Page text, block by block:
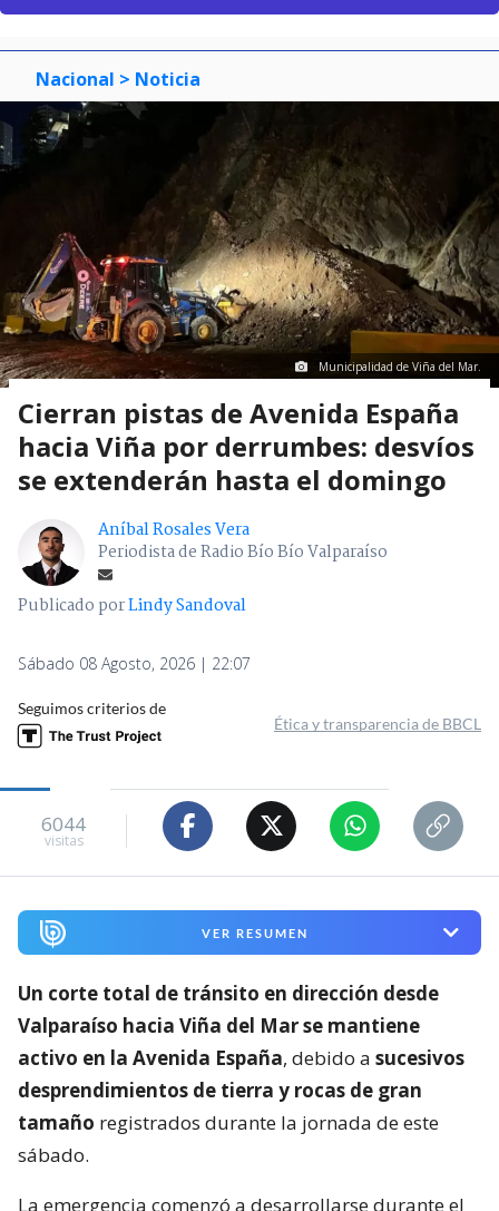
Nacional > Noticia
Municipalidad de Viña del Mar.
Cierran pistas de Avenida España
hacia Viña por derrumbes: desvíos
se extenderán hasta el domingo
Aníbal Rosales Vera
Periodista de Radio Bío Bío Valparaíso
Publicado porLindy Sandoval
Sábado 08 Agosto, 2026 | 22:07
Seguimos criterios de
Ética y transparencia de BBCL
6044
visitas
VER RESUMEN
Un corte total de tránsito en dirección desde
Valparaíso hacia Viña del Mar se mantiene
activo en la Avenida España, debido a sucesivos
desprendimientos de tierra y rocas de gran
tamaño registrados durante la jornada de este
sábado.
La emergencia comenzó a desarrollarse durante el